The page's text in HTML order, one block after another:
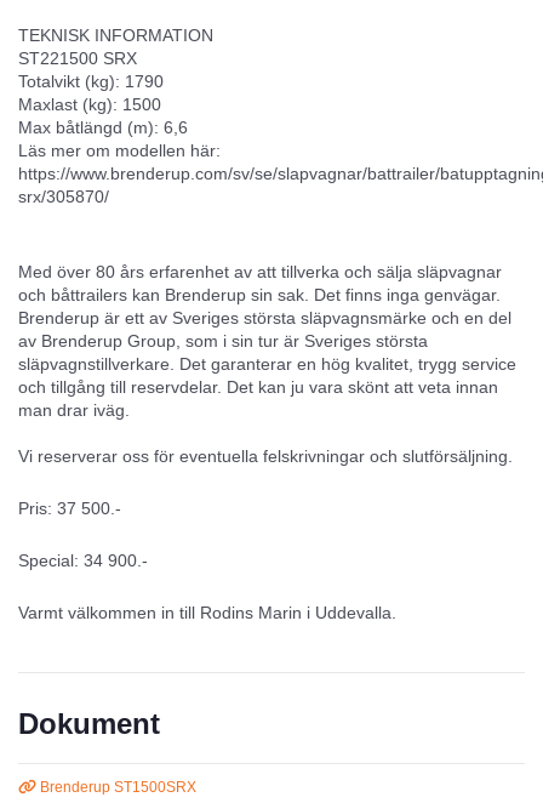
TEKNISK INFORMATION
ST221500 SRX
Totalvikt (kg): 1790
Maxlast (kg): 1500
Max båtlängd (m): 6,6
Läs mer om modellen här:
https://www.brenderup.com/sv/se/slapvagnar/battrailer/
srx/305870/
Med över 80 års erfarenhet av att tillverka och sälja släpvagnar
och båttrailers kan Brenderup sin sak. Det finns inga genvägar.
Brenderup är ett av Sveriges största släpvagnsmärke och en del
av Brenderup Group, som i sin tur är Sveriges största
släpvagnstillverkare. Det garanterar en hög kvalitet, trygg service
och tillgång till reservdelar. Det kan ju vara skönt att veta innan
man drar iväg.
Vi reserverar oss för eventuella felskrivningar och slutförsäljning.
Pris: 37 500.-
Special: 34 900.-
Varmt välkommen in till Rodins Marin i Uddevalla.
Dokument
Brenderup ST1500SRX